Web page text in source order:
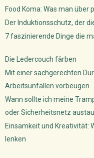
Food Koma: Was man über
Der Induktionsschutz, der
7 faszinierende Dinge die
Die Ledercouch färben
Mit einer sachgerechten
Arbeitsunfällen vorbeugen
Wann sollte ich meine
oder Sicherheitsnetz
Einsamkeit und Kreativität:
lenken